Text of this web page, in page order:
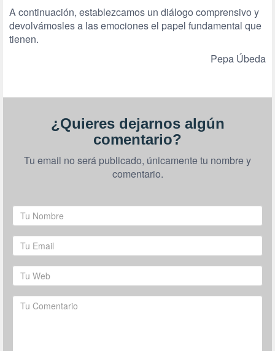
A continuación, establezcamos un diálogo comprensivo y
devolvámosles a las emociones el papel fundamental que
tienen.
Pepa Úbeda
¿Quieres dejarnos algún
comentario?
Tu email no será publicado, únicamente tu nombre y
comentario.